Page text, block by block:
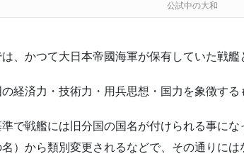
公試中の大和
、かつて大日本帝國海軍が保有していた戦艦
経済力・技術力・用兵思想・国力を象徴する
で戦艦には旧分国の国名が付けられる事に
）から類別変更されるなどで、その通りには